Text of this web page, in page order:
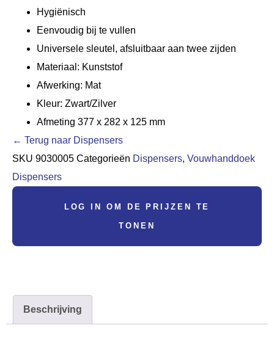
Hygiënisch
Eenvoudig bij te vullen
Universele sleutel, afsluitbaar aan twee zijden
Materiaal: Kunststof
Afwerking: Mat
Kleur: Zwart/Zilver
Afmeting 377 x 282 x 125 mm
← Terug naar Dispensers
SKU 9030005 Categorieën Dispensers, Vouwhanddoek
Dispensers
LOG IN OM DE PRIJZEN TE
TONEN
Beschrijving